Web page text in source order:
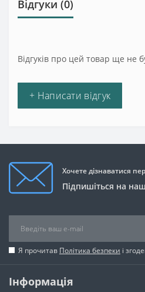
Відгуки (0)
Відгуків про цей товар ще не
+ Написати відгук
Хочете дізнаватися
Підпишіться на
Я прочитав Політика безпеки і
Інформація